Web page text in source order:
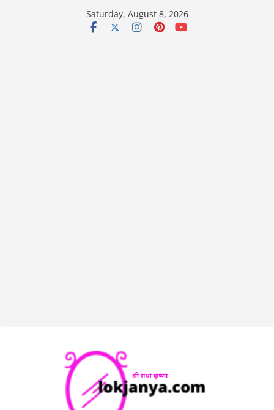
Saturday, August 8, 2026